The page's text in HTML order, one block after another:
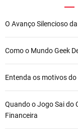
O Avanço Silencioso
Como o Mundo Geek
Entenda os motivos
Quando o Jogo Sai do
Financeira